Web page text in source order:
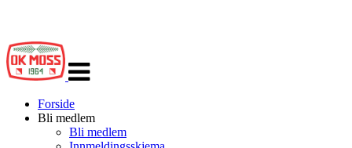
navigasjon
Forside
Bli medlem
Bli medlem